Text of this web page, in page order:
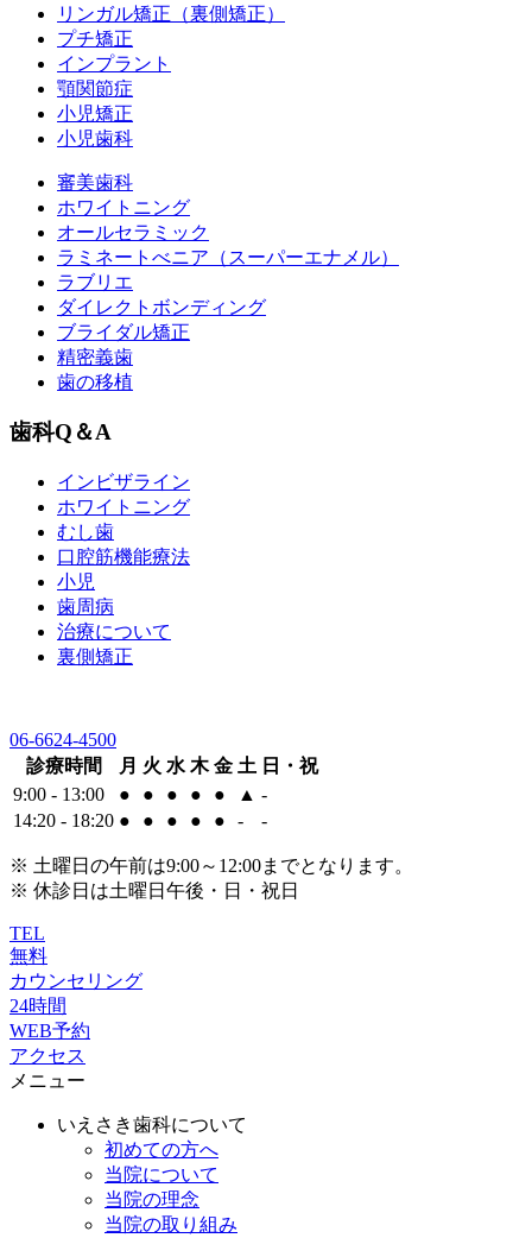
リンガル矯正（裏側矯正）
プチ矯正
インプラント
顎関節症
小児矯正
小児歯科
審美歯科
ホワイトニング
オールセラミック
ラミネートべニア （スーパーエナメル）
ラブリエ
ダイレクトボンディング
ブライダル矯正
精密義歯
歯の移植
歯科Q＆A
インビザライン
ホワイトニング
むし歯
口腔筋機能療法
小児
歯周病
治療について
裏側矯正
06-6624-4500
診療時間
月 火 水 木 金 土 日・祝
9:00 - 13:00
● ● ● ● ● ▲ -
14:20 - 18:20 ● ● ● ● ● - -
※ 土曜日の午前は9:00～12:00までとなります。
※ 休診日は土曜日午後・日・祝日
TEL
無料
カウンセリング
24時間
WEB予約
アクセス
メニュー
いえさき歯科について
初めての方へ
当院について
当院の理念
当院の取り組み